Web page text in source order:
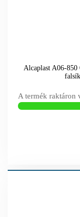
Alcaplast A06-850
A termék raktáron